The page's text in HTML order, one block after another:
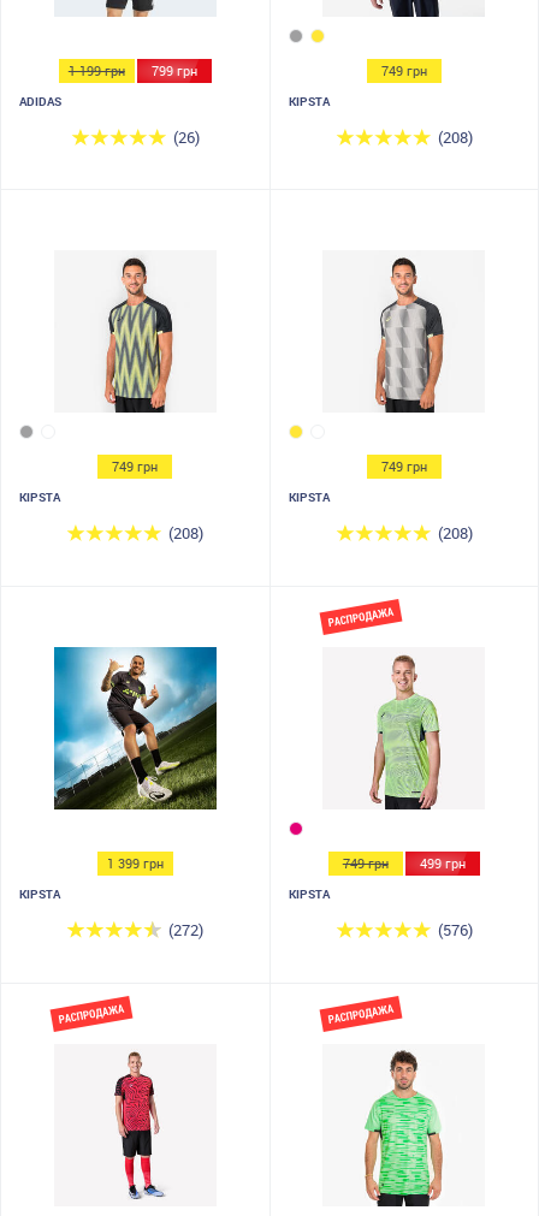
1 199 грн 799 грн
ADIDAS
(26)
749 грн
KIPSTA
(208)
749 грн
KIPSTA
(208)
749 грн
KIPSTA
(208)
1 399 грн
KIPSTA
(272)
749 грн 499 грн
KIPSTA
(576)